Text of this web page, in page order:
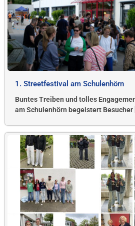
1. Streetfestival am Schulenhörn
Buntes Treiben und tolles
am Schulenhörn begeistert Besucher